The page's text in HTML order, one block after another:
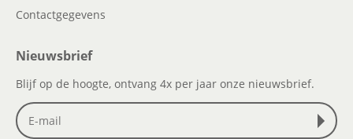
Contactgegevens
Nieuwsbrief
Blijf op de hoogte, ontvang 4x per jaar onze nieuwsbrief.